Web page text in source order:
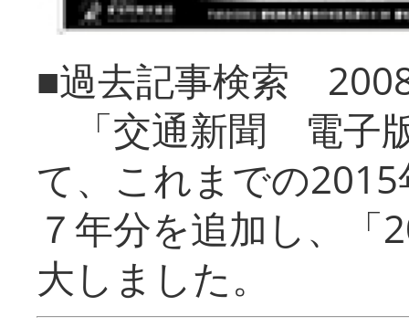
■過去記事検索
「交通新聞 電子
て、これまでの
７年分を追加し、「
大しまし